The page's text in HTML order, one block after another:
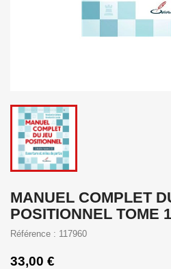
MANUEL COMPLET
POSITIONNEL TOME
Référence : 117960
33,00 €